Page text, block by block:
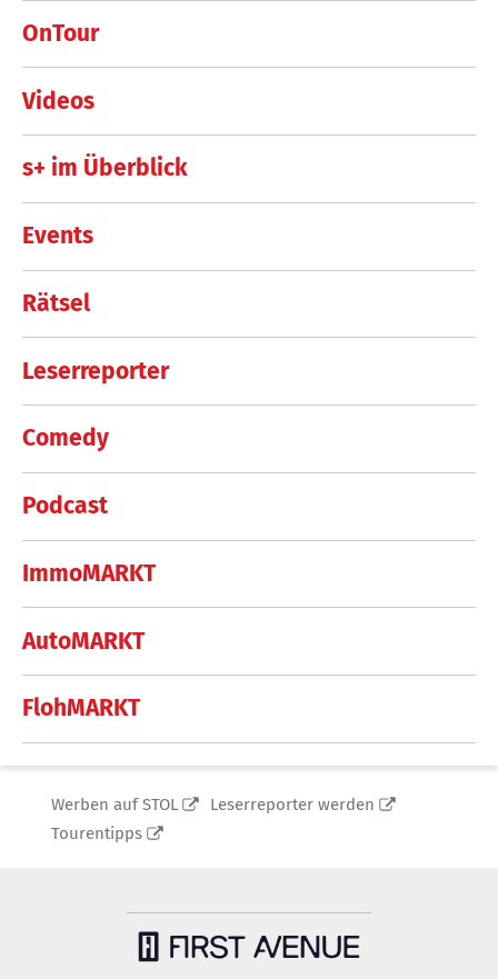
OnTour
Videos
s+ im Überblick
Events
Rätsel
Leserreporter
Comedy
Podcast
ImmoMARKT
AutoMARKT
FlohMARKT
Werben auf STOL
Leserreporter werden
Tourentipps